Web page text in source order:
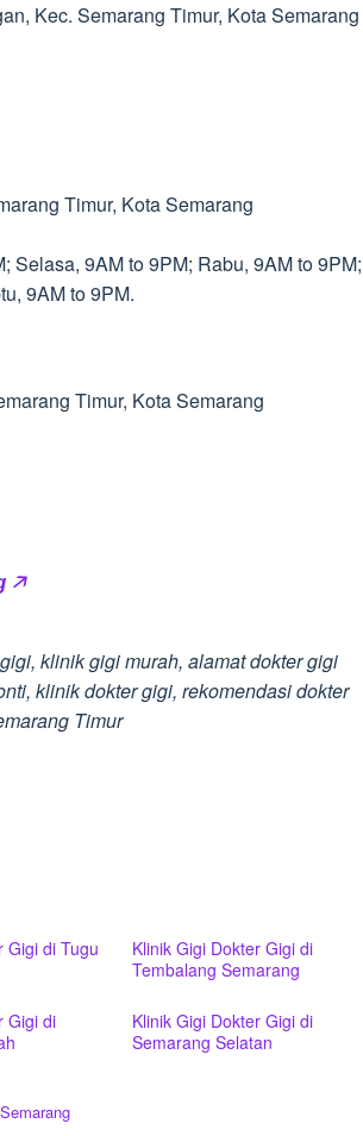
Kec. Semarang Timur, Kota Semarang
Timur, Kota Semarang
Selasa, 9AM to 9PM; Rabu, 9AM to 9PM;
9AM to 9PM.
Timur, Kota Semarang
🡥
klinik gigi murah, alamat dokter gigi
klinik dokter gigi, rekomendasi dokter
Timur
Gigi di Tugu
Klinik Gigi Dokter Gigi di
Tembalang Semarang
Gigi di
Klinik Gigi Dokter Gigi di
Semarang Selatan